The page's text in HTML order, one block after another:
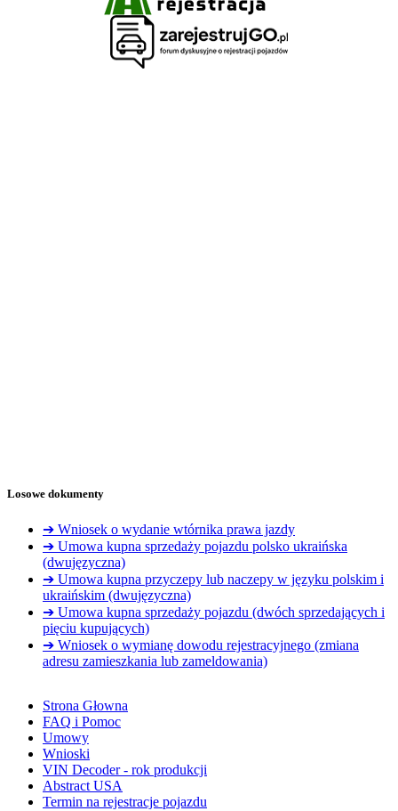
Losowe dokumenty
➔ Wniosek o wydanie wtórnika prawa jazdy
➔ Umowa kupna sprzedaży pojazdu polsko ukraińska
(dwujęzyczna)
➔ Umowa kupna przyczepy lub naczepy w języku polskim i
ukraińskim (dwujęzyczna)
➔ Umowa kupna sprzedaży pojazdu (dwóch sprzedających i
pięciu kupujących)
➔ Wniosek o wymianę dowodu rejestracyjnego (zmiana
adresu zamieszkania lub zameldowania)
Strona Głowna
FAQ i Pomoc
Umowy
Wnioski
VIN Decoder - rok produkcji
Abstract USA
Termin na rejestracje pojazdu